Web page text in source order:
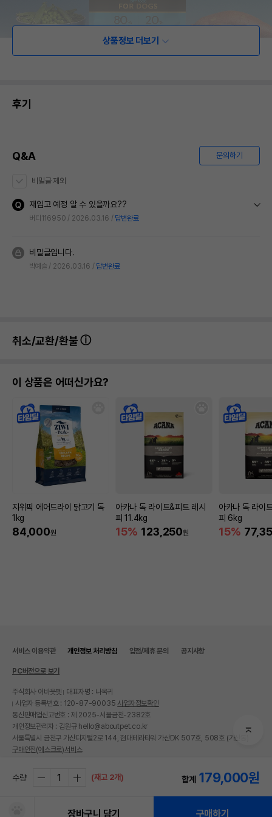
상품정보 더보기
후기
Q&A 문의하기
비밀글 제외
재입고 예정 알 수 있을까요??
버디116950 2026.03.16 답변완료
비밀글입니다.
박예슬 2026.03.16 답변완료
취소/교환/환불
이 상품은 어떠신가요?
지위픽 에어드라이 닭고기 독
1kg
84,000원
아카나 독 라이트&피트 레시
피 11.4kg
15% 123,250원
아카나 독 라이
피 6kg
15%
수량 (재고 2개) 합계 179,000원
장바구니 담기 구매하기
서비스 이용약관 개인정보 처리방침 입점/제휴 문의 공지사항
PC버전으로 보기
주식회사 어바웃펫
대표자명 : 나옥귀
사업자 등록번호 : 120-87-90035 사업자정보확인
통신판매업신고번호 : 제 2025-서울금천-2382호
개인정보관리자 : 김원규 hello@aboutpet.co.kr
서울특별시 금천구 가산디지털2로 144, 현대테라타워 가산DK 507호, 508호 (가산동)
구매안전(에스크로)서비스